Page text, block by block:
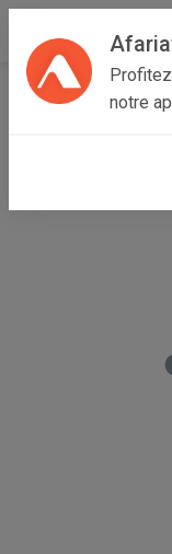
notre
Accueil